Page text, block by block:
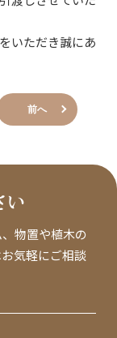
いただき誠にあ
前へ
い
物置や植木の
気軽にご相談